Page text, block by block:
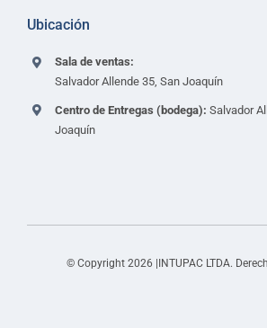
Ubicación
Sala de ventas:
Salvador Allende 35, San Joaquín
Centro de Entregas (bodega): Salvador
Joaquín
© Copyright 2026 |INTUPAC LTDA.